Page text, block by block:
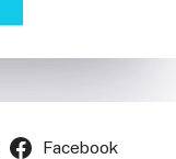
Facebook